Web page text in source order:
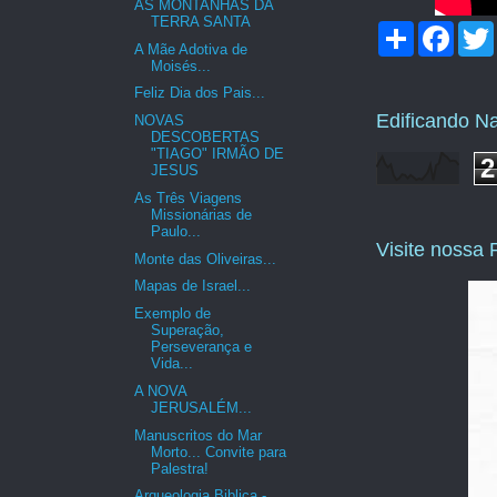
C
r
F
o
Edificando
2
Visite nossa
AS MONTANHAS DA
TERRA SANTA
A Mãe Adotiva de
Moisés...
Feliz Dia dos Pais...
NOVAS
DESCOBERTAS
"TIAGO" IRMÃO DE
JESUS
As Três Viagens
Missionárias de
Paulo...
Monte das Oliveiras...
Mapas de Israel...
Exemplo de
Superação,
Perseverança e
Vida...
A NOVA
JERUSALÉM...
Manuscritos do Mar
Morto... Convite para
Palestra!